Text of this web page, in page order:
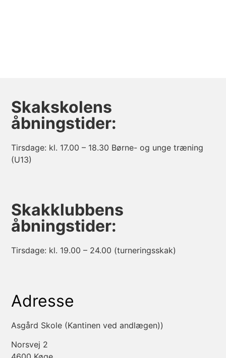
Skakskolens
åbningstider:
Tirsdage: kl. 17.00 – 18.30 Børne- og unge træning
(U13)
Skakklubbens
åbningstider:
Tirsdage: kl. 19.00 – 24.00 (turneringsskak)
Adresse
Asgård Skole (Kantinen ved andlægen))
Norsvej 2